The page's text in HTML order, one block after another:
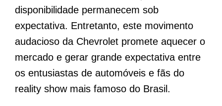
disponibilidade permanecem sob
expectativa. Entretanto, este movimento
audacioso da Chevrolet promete aquecer o
mercado e gerar grande expectativa entre
os entusiastas de automóveis e fãs do
reality show mais famoso do Brasil.